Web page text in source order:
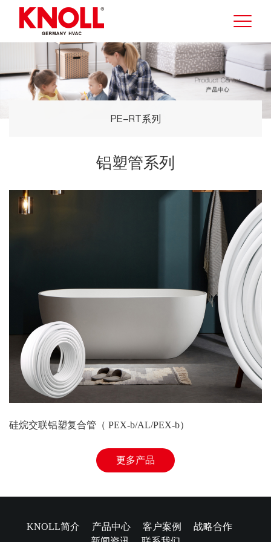
PE-RT系列
铝塑管系列
硅烷交联铝塑复合管（ PEX-b/AL/PEX-b）
更多产品
KNOLL简介 产品中心 客户案例
战略合作